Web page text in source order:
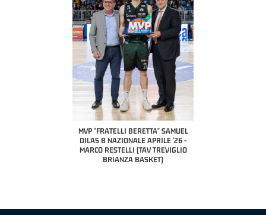
MVP "FRATELLI BERETTA" SAMUEL
DILAS B NAZIONALE APRILE '26 -
MARCO RESTELLI (TAV TREVIGLIO
BRIANZA BASKET)